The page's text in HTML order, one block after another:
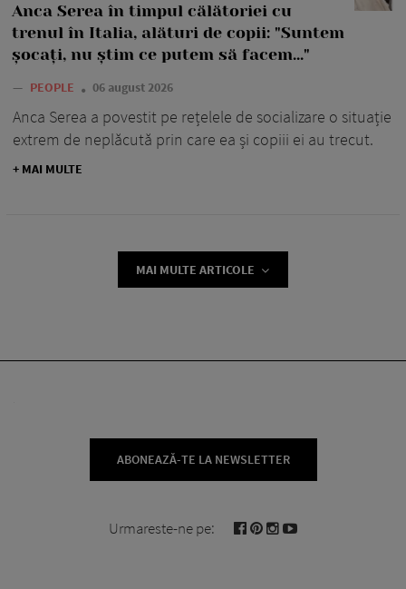
Anca Serea în timpul călătoriei cu
trenul în Italia, alături de copii: "Suntem
șocați, nu știm ce putem să facem..."
— PEOPLE 06 august 2026
Anca Serea a povestit pe rețelele de socializare o situație
extrem de neplăcută prin care ea și copiii ei au trecut.
+ MAI MULTE
MAI MULTE ARTICOLE
ABONEAZĂ-TE LA NEWSLETTER
Urmareste-ne pe: